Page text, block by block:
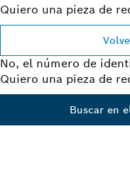
Quiero una pieza de
No, el número de
Quiero una pieza de
Buscar en